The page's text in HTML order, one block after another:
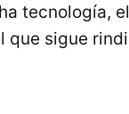
tecnología,
que sigue